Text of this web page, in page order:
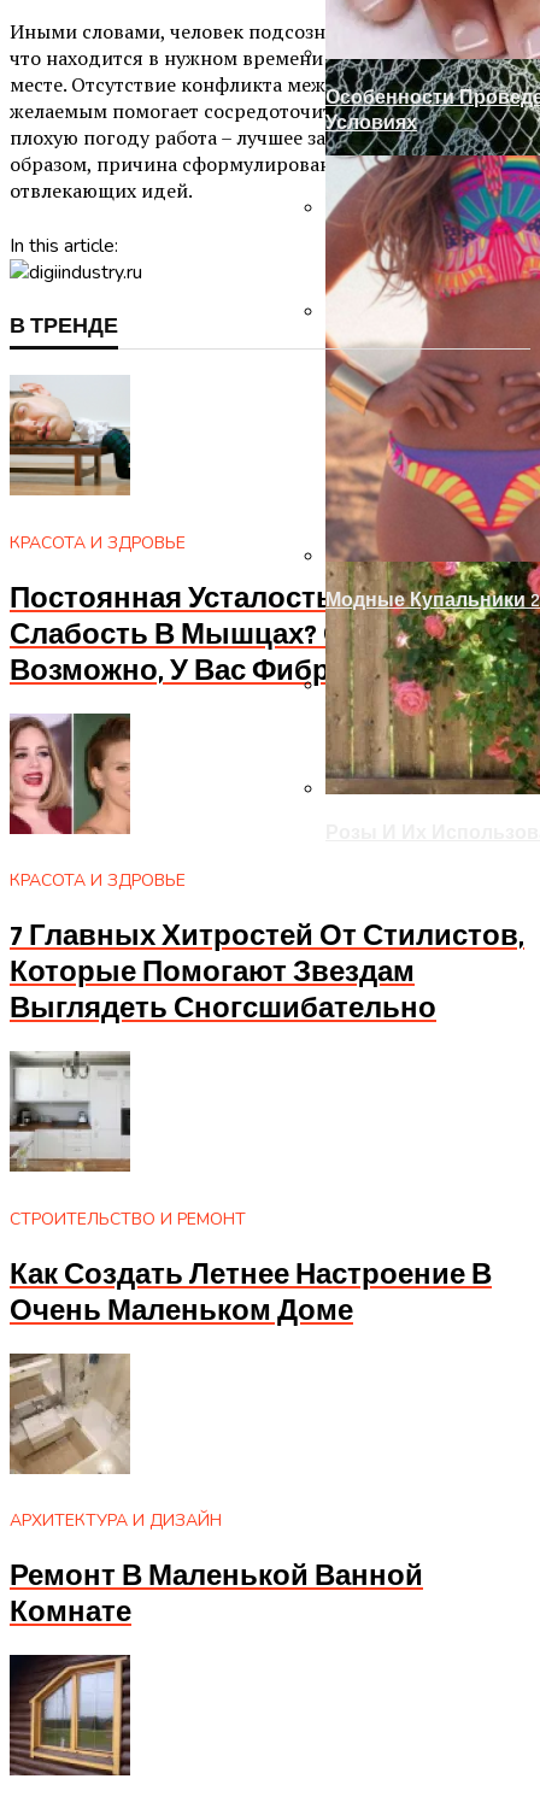
Замки С Ручкой Для
Ручка-Защелка Для
Украшение Забора
Особенности
Условиях
Модные Купальники
Иными словами, человек подсознательно понимает,
что находится в нужном времени в соответствующем
месте. Отсутствие конфликта между реальностью и
желаемым помогает сосредоточиться. Грубо говоря, в
плохую погоду работа – лучшее занятие. Таким
образом, причина сформулирована, как уменьшение
отвлекающих идей.
In this article:
В ТРЕНДЕ
КРАСОТА И ЗДРОВЬЕ
Постоянная Усталость? Апатия И
Слабость В Мышцах? Осторожно!
Возможно, У Вас Фибромиалгия
КРАСОТА И ЗДРОВЬЕ
7 Главных Хитростей От Стилистов,
Которые Помогают Звездам
Выглядеть Сногсшибательно
СТРОИТЕЛЬСТВО И РЕМОНТ
Как Создать Летнее Настроение В
Очень Маленьком Доме
АРХИТЕКТУРА И ДИЗАЙН
Ремонт В Маленькой Ванной
Комнате